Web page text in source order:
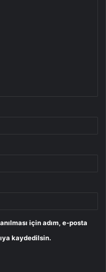
için adım, e-posta
kaydedilsin.